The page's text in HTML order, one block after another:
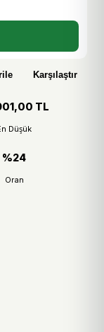
Karşılaştır
TL
Düşük
%24
Oran